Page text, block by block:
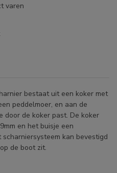
varen
bestaat uit een koker met
peddelmoer, en aan de
door de koker past. De koker
en het buisje een
kan bevestigd
de boot zit.